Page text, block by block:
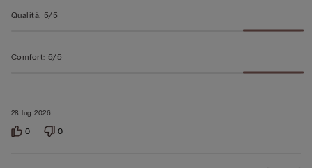
28 lug 2026
Qualità: 5/5
Comfort: 5/5
0 0